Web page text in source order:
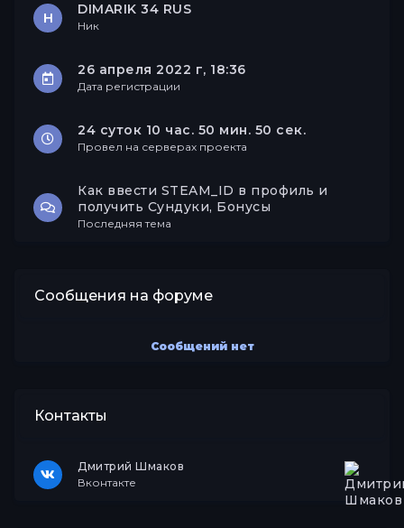
Н
DIMARIK 34 RUS
Ник
26 апреля 2022 г, 18:36
Дата регистрации
24 суток 10 час. 50 мин. 50 сек.
Провел на серверах проекта
Как ввести STEAM_ID в профиль и
получить Сундуки, Бонусы
Последняя тема
Сообщения на форуме
Сообщений нет
Контакты
Дмитрий Шмаков
Вконтакте